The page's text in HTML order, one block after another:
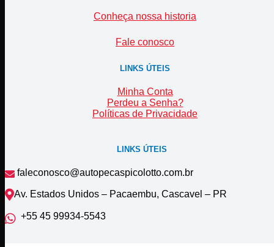
Conheça nossa historia
Fale conosco
LINKS ÚTEIS
Minha Conta
Perdeu a Senha?
Políticas de Privacidade
LINKS ÚTEIS
faleconosco@autopecaspicolotto.com.br
Av. Estados Unidos – Pacaembu, Cascavel – PR
+55 45 99934‑5543‬